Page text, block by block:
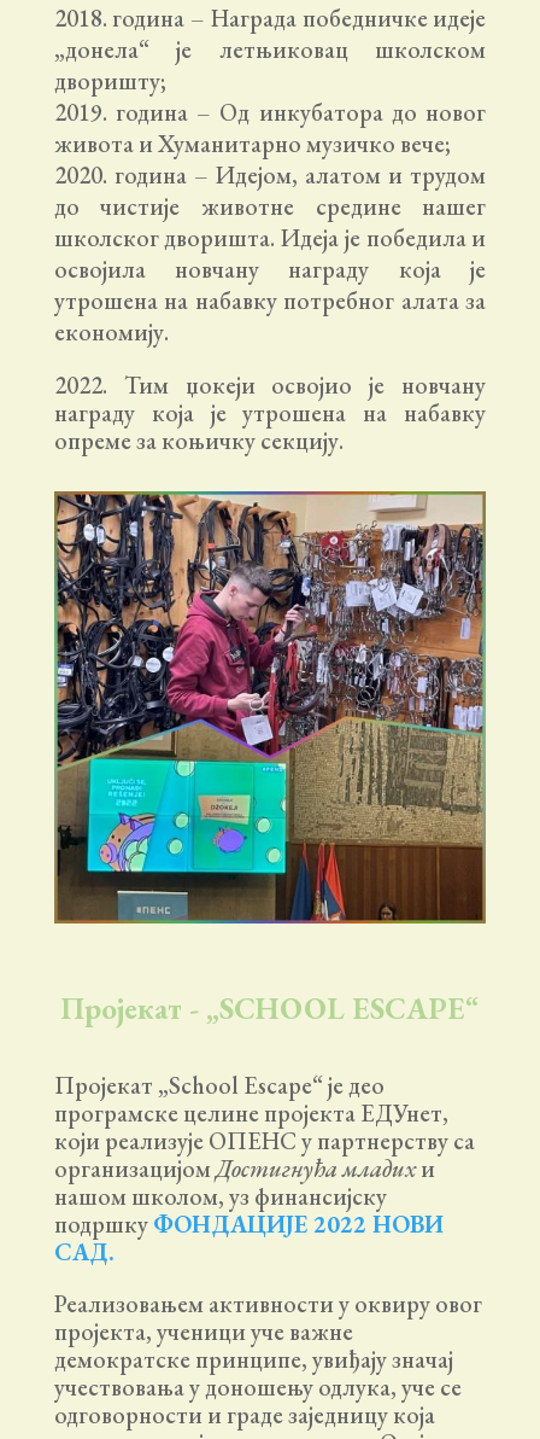
година – Награда победничке идеје
„донела“ је летњиковац школском
дворишту;
година – Од инкубатора до новог
живота и Хуманитарно музичко вече;
година – Идејом, алатом и трудом
до чистије животне средине нашег
школског дворишта. Идеја је победила и
освојила новчану награду која је
утрошена на набавку потребног алата за
економију.
2022. Тим џокеји освојио је новчану
награду која је утрошена на набавку
опреме за коњичку секцију.
Пројекат - „SCHOOL ESCAPE“
Пројекат „School Escape“ је део
програмске целине пројекта ЕДУнет,
који реализује ОПЕНС у партнерству са
организацијомДостигнућа младихи
нашом школом, уз финансијску
подршкуФОНДАЦИЈЕ 2022 НОВИ
САД.
Реализовањем активности у оквиру овог
пројекта, ученици уче важне
демократске принципе, увиђају значај
учествовања у доношењу одлука, уче се
одговорности и граде заједницу која